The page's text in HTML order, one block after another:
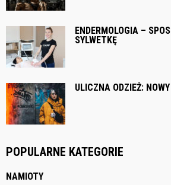
ENDERMOLOGIA –
SYLWETKĘ
ULICZNA ODZIEŻ:
POPULARNE KATEGORIE
NAMIOTY